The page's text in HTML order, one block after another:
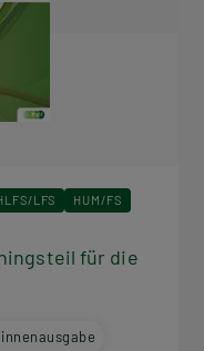
LFS
HUM/FS
für die